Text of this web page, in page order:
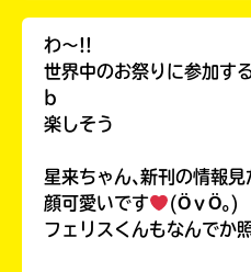
わ〜!!
世界中のお祭りに参加
b
楽しそう
星来ちゃん､新刊の情報
顔可愛いです
(ӦｖӦ｡)
フェリスくんもなんでか